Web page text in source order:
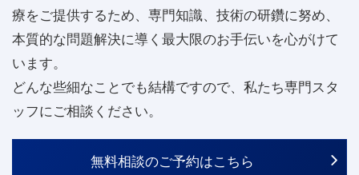
療をご提供するため、専門知識、技術の研鑽に努め、
本質的な問題解決に導く最大限のお手伝いを心がけて
います。
どんな些細なことでも結構ですので、私たち専門スタ
ッフにご相談ください。
無料相談のご予約はこちら